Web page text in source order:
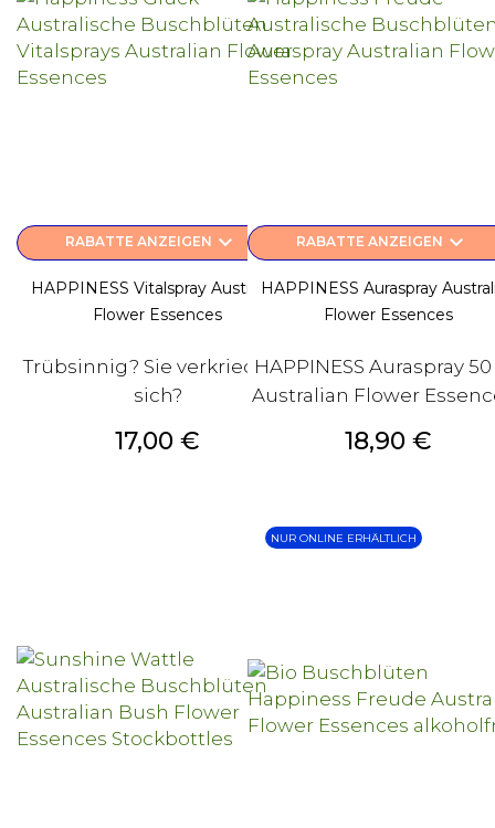
RABATTE ANZEIGEN keyboard_arrow_down
HAPPINESS Vitalspray Australian
Flower Essences
Trübsinnig? Sie verkriechen
sich?
Preis
17,00 €
RABATTE ANZEIGEN keyboard_arrow_down
HAPPINESS Auraspray
Flower Essences
HAPPINESS Auraspray
Australian Flower
Preis
18,90 €
NUR ONLINE ERHÄLTLICH